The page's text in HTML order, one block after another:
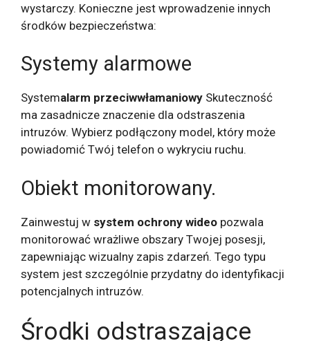
wystarczy. Konieczne jest wprowadzenie innych
środków bezpieczeństwa:
Systemy alarmowe
Systemalarm przeciwwłamaniowy Skuteczność
ma zasadnicze znaczenie dla odstraszenia
intruzów. Wybierz podłączony model, który może
powiadomić Twój telefon o wykryciu ruchu.
Obiekt monitorowany.
Zainwestuj w system ochrony wideo pozwala
monitorować wrażliwe obszary Twojej posesji,
zapewniając wizualny zapis zdarzeń. Tego typu
system jest szczególnie przydatny do identyfikacji
potencjalnych intruzów.
Środki odstraszające